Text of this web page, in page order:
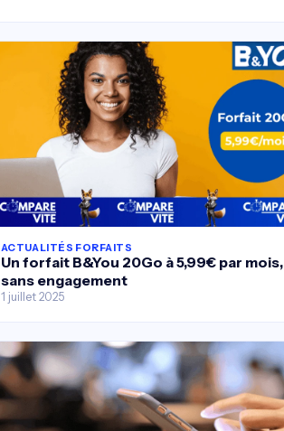
ACTUALITÉS FORFAITS
Un forfait B&You 20Go à 5,99€ par mois,
sans engagement
1 juillet 2025